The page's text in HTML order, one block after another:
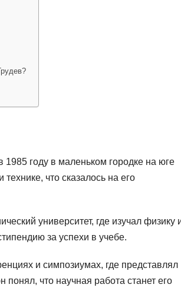
году в маленьком городке на юге
что сказалось на его
университет, где изучал физику
за успехи в учебе.
и симпозиумах, где представлял
что научная работа станет его